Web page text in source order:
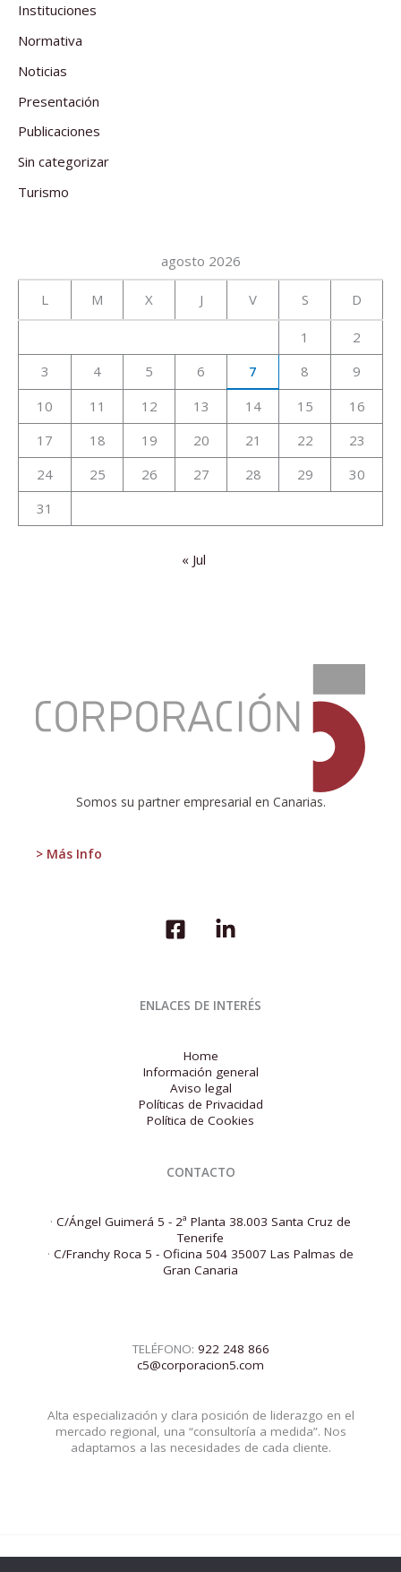
Instituciones
Normativa
Noticias
Presentación
Publicaciones
Sin categorizar
Turismo
agosto 2026
L M X J V S D
1
2
3
4 5 6 7 8
9
10
11 12 13 14 15
16
17
18 19 20 21 22
23
24
25 26 27 28 29
30
31
« Jul
Somos su partner empresarial en Canarias.
> Más Info
Informa
de
ENLACES DE INTERÉS
Home
Información general
Aviso legal
Políticas de Privacidad
Política de Cookies
CONTACTO
· C/Ángel Guimerá 5 - 2ª Planta 38.003 Santa Cruz de
Tenerife
· C/Franchy Roca 5 - Oficina 504 35007 Las Palmas de
Gran Canaria
TELÉFONO: 922 248 866
c5@corporacion5.com
Alta especialización y clara posición de liderazgo en el
mercado regional, una “consultoría a medida”. Nos
adaptamos a las necesidades de cada cliente.